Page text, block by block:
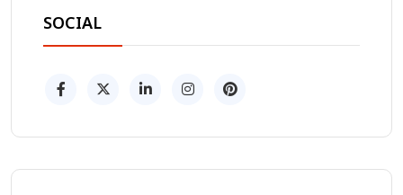
SOCIAL